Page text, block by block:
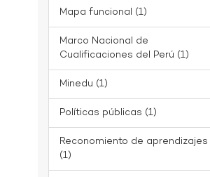
Mapa funcional (1)
Marco Nacional de
Cualificaciones del Perú (1)
Minedu (1)
Políticas públicas (1)
Reconomiento de aprendizajes
(1)